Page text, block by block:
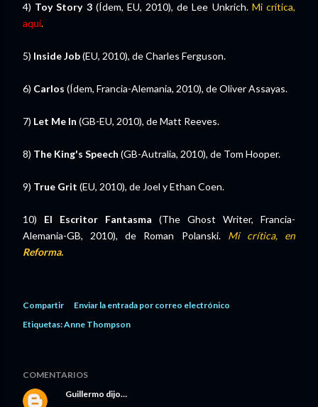
4) Toy Story 3(Ídem, EU, 2010), de Lee Unkrich. Mi crítica,
aquí.
5) Inside Job(EU, 2010), de Charles Ferguson.
6) Carlos (Ídem, Francia-Alemania, 2010), de Oliver Assayas.
7) Let Me In (GB-EU, 2010), de Matt Reeves.
8) The King's Speech (GB-Autralia, 2010), de Tom Hooper.
9) True Grit (EU, 2010), de Joel y Ethan Coen.
10) El Escritor Fantasma (The Ghost Writer, Francia-
Alemania-GB, 2010), de Roman Polanski. Mi crítica, en
Reforma.
Compartir
Enviar la entrada por correo electrónico
Etiquetas:Anne Thompson
COMENTARIOS
Guillermo dijo…